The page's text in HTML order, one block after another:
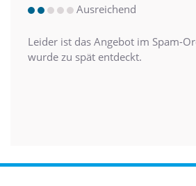
Ausreichend
Leider ist das Angebot im Spam-
wurde zu spät entdeckt.